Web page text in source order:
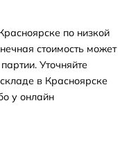
по низкой
стоимость может
Уточняйте
в Красноярске
у онлайн